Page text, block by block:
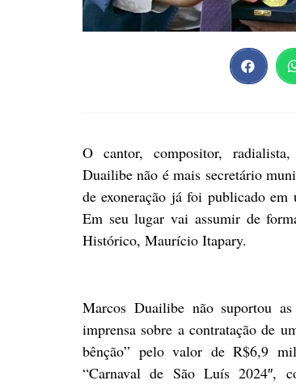
O cantor, compositor,
Duailibe não é mais secretário
de exoneração já foi publicado
Em seu lugar vai assumir de
Histórico, Maurício Itapary.
Marcos Duailibe não suportou
imprensa sobre a contratação de
bênção” pelo valor de R$6,9
“Carnaval de São Luís 2024″,